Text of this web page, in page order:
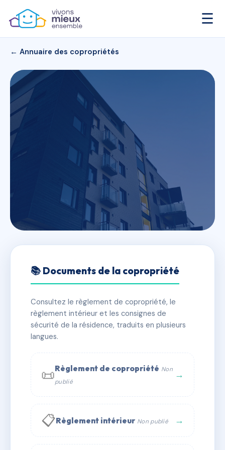
☰
← Annuaire des copropriétés
8 ROUTE DE PEYRELAS
✓ Immatriculée 🏠 18 lots 🏗 1 bâtiment(s)
📞 Contacter Syndic Digital
📚 Documents de la copropriété
Consultez le règlement de copropriété, le
règlement intérieur et les consignes de
sécurité de la résidence, traduits en plusieurs
langues.
📜Règlement de copropriété Non
publié
→
📋Règlement intérieur Non publié →